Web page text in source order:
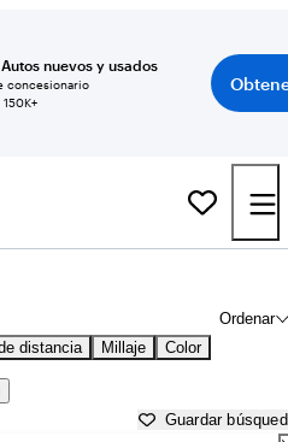
nuevos y usados
concesionario
150K+
Ordenar
distancia Millaje Color
Guardar